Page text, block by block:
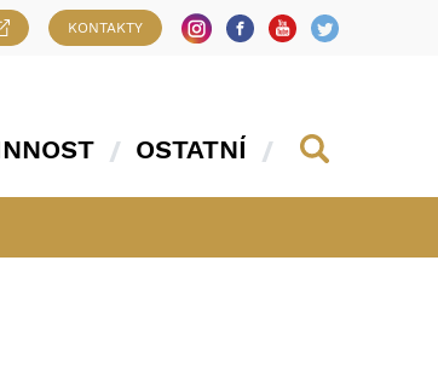
KONTAKTY
OSTATNÍ